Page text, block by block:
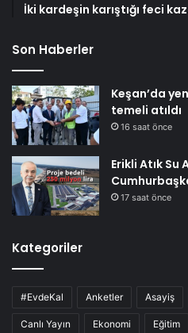
İki kardeşin karıştığı feci
Son Haberler
Keşan’da
temeli atıldı
16 saat önce
Erikli Atık Su
17 saat önce
Kategoriler
#EvdeKal Anketler Asayiş
Canlı Yayın Ekonomi Eğitim